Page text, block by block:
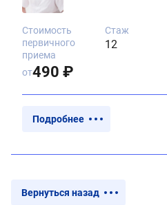
Стаж
12
Стоимость
первичного
приема
от490 ₽
Подробнее
Вернуться назад